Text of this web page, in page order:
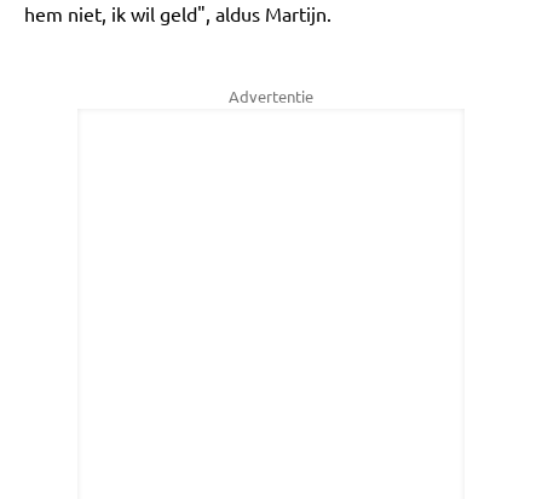
hem niet, ik wil geld", aldus Martijn.
Advertentie